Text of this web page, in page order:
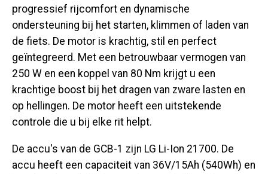
progressief rijcomfort en dynamische
ondersteuning bij het starten, klimmen of laden van
de fiets. De motor is krachtig, stil en perfect
geïntegreerd. Met een betrouwbaar vermogen van
250 W en een koppel van 80 Nm krijgt u een
krachtige boost bij het dragen van zware lasten en
op hellingen. De motor heeft een uitstekende
controle die u bij elke rit helpt.
De accu's van de GCB-1 zijn LG Li-Ion 21700. De
accu heeft een capaciteit van 36V/15Ah (540Wh) en